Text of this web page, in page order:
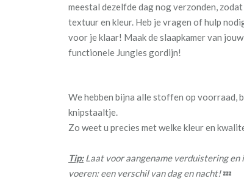
meestal dezelfde dag nog verzonden,
textuur en kleur. Heb je vragen of hulp
voor je klaar! Maak de slaapkamer van
functionele Jungles gordijn!
We hebben bijna alle stoffen op voorraad,
knipstaaltje.
Zo weet u precies met welke kleur en
Tip:Laat voor aangename verduistering
voeren: een verschil van dag en nacht!💤